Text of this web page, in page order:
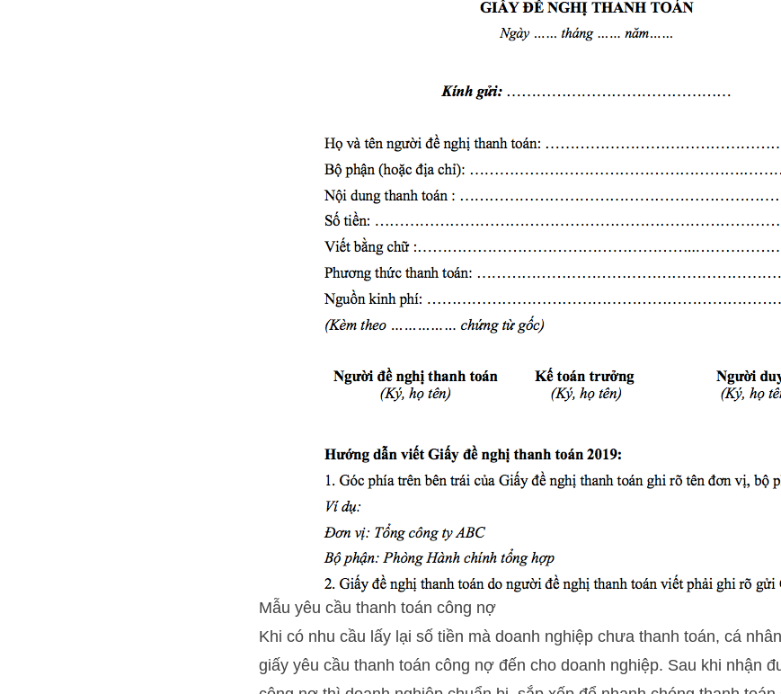
Mẫu yêu cầu thanh toán công nợ
Khi có nhu cầu lấy lại số tiền mà doanh nghiệp chưa thanh toán, cá
giấy yêu cầu thanh toán công nợ đến cho doanh nghiệp. Sau khi nhận